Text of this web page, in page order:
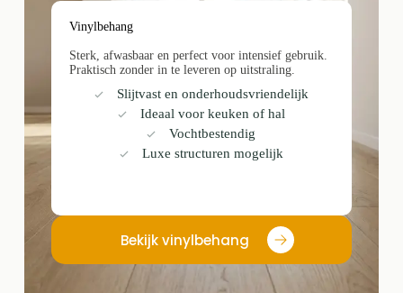
Vinylbehang
Sterk, afwasbaar en perfect voor intensief gebruik.
Praktisch zonder in te leveren op uitstraling.
Slijtvast en onderhoudsvriendelijk
Ideaal voor keuken of hal
Vochtbestendig
Luxe structuren mogelijk
Bekijk vinylbehang